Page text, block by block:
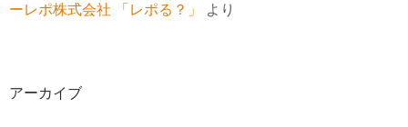
ーレポ株式会社 「レポる？」
より
アーカイブ